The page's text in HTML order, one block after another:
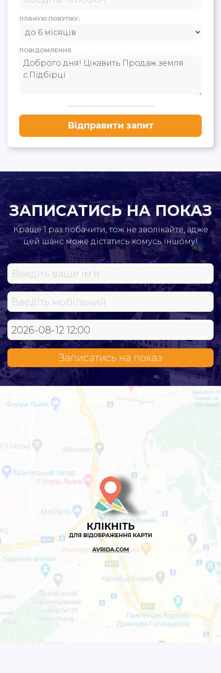
ПЛАНУЮ ПОКУПКУ:
ПОВІДОМЛЕННЯ
Відправити запит
ЗАПИСАТИСЬ НА ПОКАЗ
Краще 1 раз побачити, тож не зволікайте, адже
цей шанс може дістатись комусь іншому!
Записатись на показ